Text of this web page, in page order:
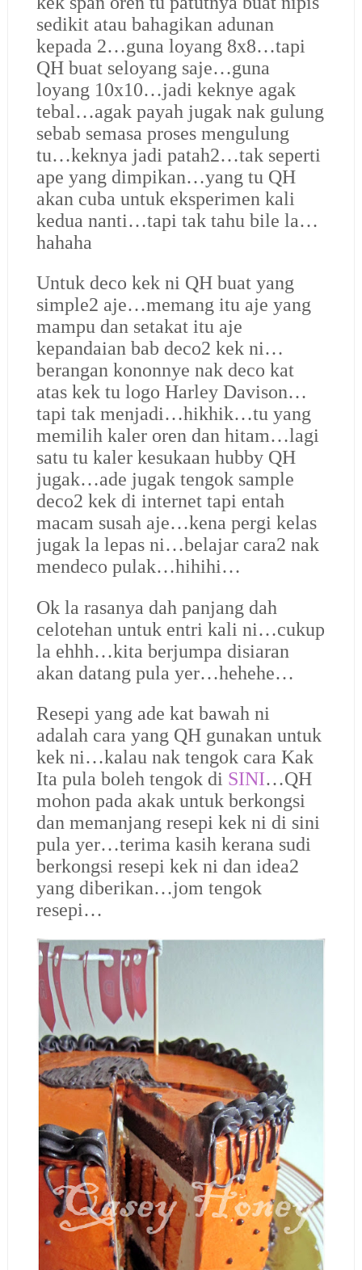
sedikit atau bahagikan adunan
kepada 2…guna loyang 8x8…tapi
QH buat seloyang saje…guna
loyang 10x10…jadi keknye agak
tebal…agak payah jugak nak gulung
sebab semasa proses mengulung
tu…keknya jadi patah2…tak seperti
ape yang dimpikan…yang tu QH
akan cuba untuk eksperimen kali
kedua nanti…tapi tak tahu bile la…
hahaha
Untuk deco kek ni QH buat yang
simple2 aje…memang itu aje yang
mampu dan setakat itu aje
kepandaian bab deco2 kek ni…
berangan kononnye nak deco kat
atas kek tu logo Harley Davison…
tapi tak menjadi…hikhik…tu yang
memilih kaler oren dan hitam…lagi
satu tu kaler kesukaan hubby QH
jugak…ade jugak tengok sample
deco2 kek di internet tapi entah
macam susah aje…kena pergi kelas
jugak la lepas ni…belajar cara2 nak
mendeco pulak…hihihi…
Ok la rasanya dah panjang dah
celotehan untuk entri kali ni…cukup
la ehhh…kita berjumpa disiaran
akan datang pula yer…hehehe…
Resepi yang ade kat bawah ni
adalah cara yang QH gunakan untuk
kek ni…kalau nak tengok cara Kak
Ita pula boleh tengok di SINI…QH
mohon pada akak untuk berkongsi
dan memanjang resepi kek ni di sini
pula yer…terima kasih kerana sudi
berkongsi resepi kek ni dan idea2
yang diberikan…jom tengok
resepi…